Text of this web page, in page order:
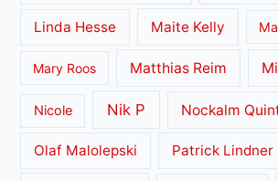
Linda Hesse Maite Kelly
Mary Roos Matthias Reim
Nicole Nik P Nockalm
Olaf Malolepski Patrick Lindner